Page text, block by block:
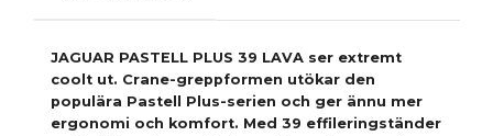
JAGUAR PASTELL PLUS 39 LAVA ser extremt
coolt ut. Crane-greppformen utökar den
populära Pastell Plus-serien och ger ännu mer
ergonomi och komfort. Med 39 effileringständer